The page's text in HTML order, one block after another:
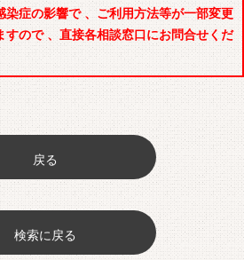
染症の影響で 、ご利用方法等が一部変更
すので 、直接各相談窓口にお問合せくだ
戻る
検索に戻る